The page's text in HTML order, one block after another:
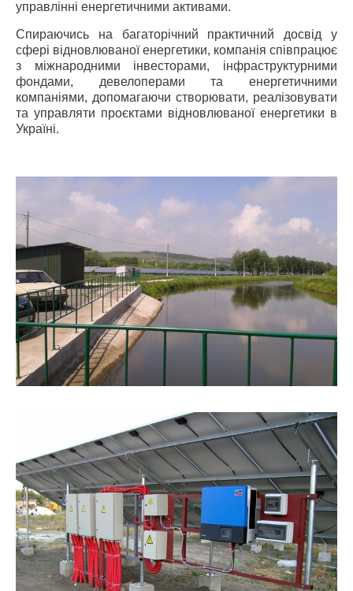
управлінні енергетичними активами.
Спираючись на багаторічний практичний досвід у
сфері відновлюваної енергетики, компанія співпрацює
з міжнародними інвесторами, інфраструктурними
фондами, девелоперами та енергетичними
компаніями, допомагаючи створювати, реалізовувати
та управляти проєктами відновлюваної енергетики в
Україні.